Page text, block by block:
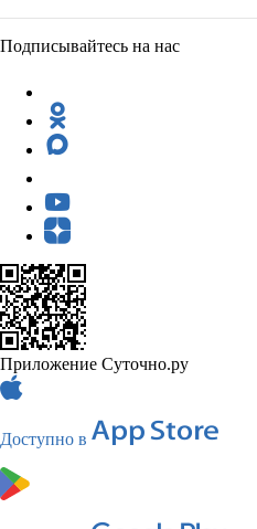
Подписывайтесь на нас
Приложение Суточно.ру
Доступно в